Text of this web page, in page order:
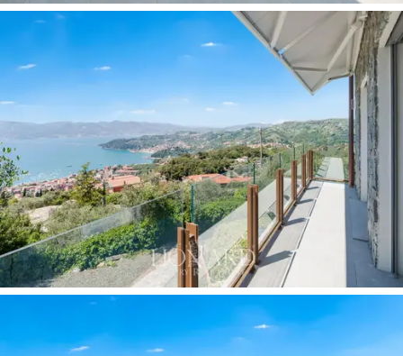
lavabo com acesso pela entrada completa a planta,
garantindo privacidade e conforto aos hóspedes.
Oterraço virado a sul, com balaustradas de vidro e
pilares de bronzeque preservam a vista desimpedida,
é a vitrine natural desta residência: o golfo, as ilhas, as
colinas e os telhados de Lerici desdobram-se diante de
si num panorama que se transforma com a luz do dia. O
jardim privado em socalcos, com cerca de 1000 m²,
que inclui um olivalintegrado na vegetação
mediterrânica, estende-se em vários níveis em redor do
edifício: a norte, conduz o caminho comum através da
vegetação até à entrada; a sul, desce em direção ao
miradouro natural com vista para o mar.